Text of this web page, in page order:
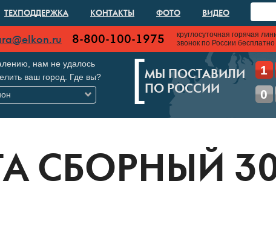
ТЕХПОДДЕРЖКА КОНТАКТЫ ФОТО ВИДЕО
8-800-100-1975
круглосуточная горячая
звонок по России бесплатно
МЫ ПОСТАВИЛИ
ПО РОССИИ
1
0
нам не удалось
ваш город. Где вы?
[
СБОРНЫЙ